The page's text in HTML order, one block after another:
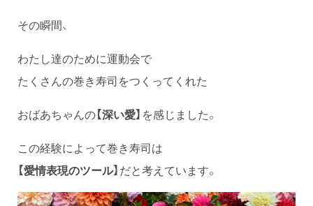
その瞬間、
わたし達のために運動会で
たくさんの巻き寿司をつくってくれた
おばあちゃんの【深い愛】 を感じました。
この経験によって巻き寿司は
【愛情表現のツール】だと考えています。